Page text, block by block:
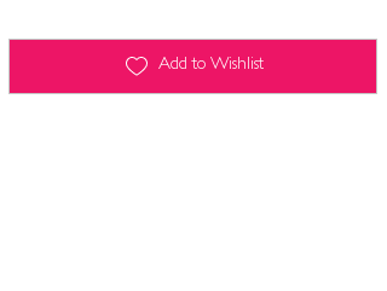
Add to Wishlist